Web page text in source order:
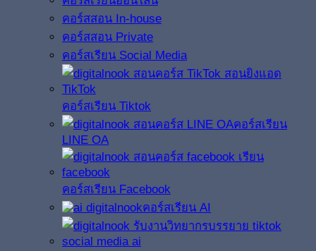
คอร์สสอน In-house
คอร์สสอน Private
คอร์สเรียน Social Media
คอร์สเรียน Tiktok
คอร์สเรียน
LINE OA
คอร์สเรียน Facebook
คอร์สเรียน AI